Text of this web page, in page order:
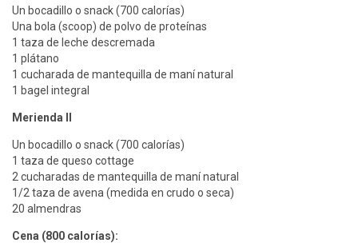
Un bocadillo o snack (700 calorías)
Una bola (scoop) de polvo de proteínas
1 taza de leche descremada
1 plátano
1 cucharada de mantequilla de maní natural
1 bagel integral
Merienda II
Un bocadillo o snack (700 calorías)
1 taza de queso cottage
2 cucharadas de mantequilla de maní natural
1/2 taza de avena (medida en crudo o seca)
20 almendras
Cena (800 calorías):